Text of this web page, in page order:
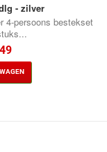
- zilver
4-persoons bestekset